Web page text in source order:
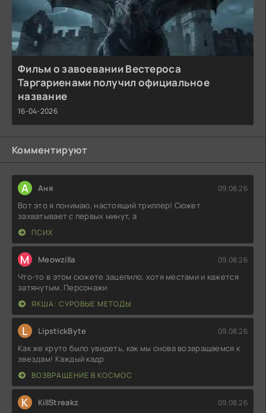
Фильм о завоевании Вестероса
Таргариенами получил официальное
название
16-04-2026
Комментируют
А Аня 09.08.26
Вот это я понимаю, настоящий триллер! Сюжет
захватывает с первых минут, а
ПСИХ
M Meowzilla 09.08.26
Что-то в этом сюжете зацепило, хотя местами и кажется
затянутым. Персонажи
ЯКША: СУРОВЫЕ МЕТОДЫ
L LipstickByte 09.08.26
Как же круто было увидеть, как мы снова возвращаемся к
звездам! Каждый кадр
ВОЗВРАЩЕНИЕ В КОСМОС
K KillStreakz 09.08.26